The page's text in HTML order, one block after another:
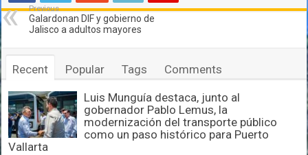
Previous
Galardonan DIF y gobierno de
Jalisco a adultos mayores
Recent Popular Tags Comments
Luis Munguía destaca, junto al
gobernador Pablo Lemus, la
modernización del transporte público
como un paso histórico para Puerto
Vallarta